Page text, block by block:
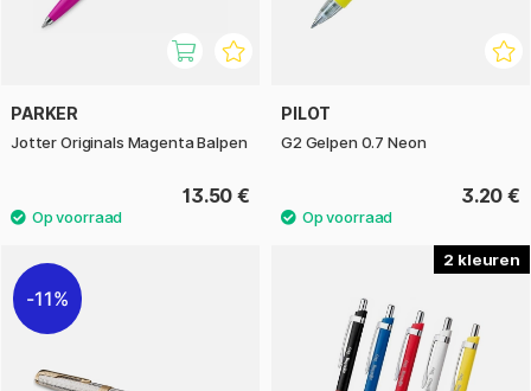
PARKER
Jotter Originals Magenta Balpen
13.50 €
PILOT
G2 Gelpen 0.7 Neon
3.20 €
11%
2